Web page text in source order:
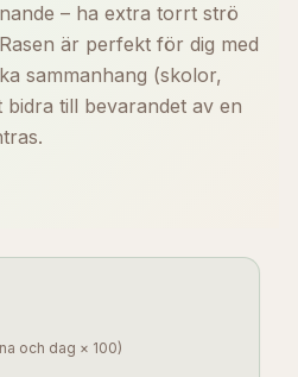
– ha extra torrt strö
är perfekt för dig med
sammanhang (skolor,
till bevarandet av en
och dag × 100)